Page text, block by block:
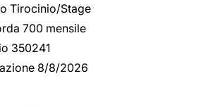
Tirocinio/Stage
700 mensile
350241
8/8/2026